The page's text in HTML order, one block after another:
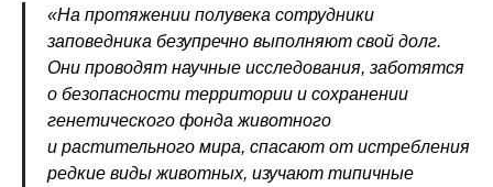
«На протяжении полувека сотрудники
заповедника безупречно выполняют свой долг.
Они проводят научные исследования, заботятся
о безопасности территории и сохранении
генетического фонда животного
и растительного мира, спасают от истребления
редкие виды животных, изучают типичные